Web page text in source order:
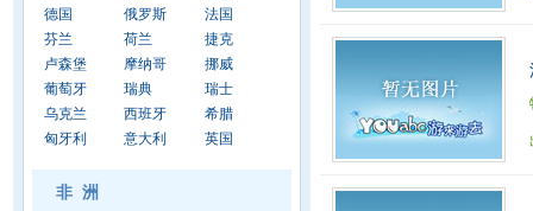
德国
俄罗斯
法国
芬兰
荷兰
捷克
卢森堡
摩纳哥
挪威
葡萄牙
瑞典
瑞士
乌克兰
西班牙
希腊
匈牙利
意大利 英国
非 洲